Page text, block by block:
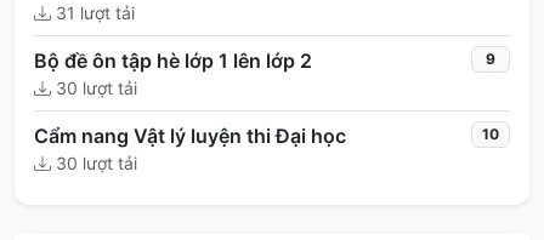
31 lượt tải
Bộ đề ôn tập hè lớp 1 lên lớp 2
30 lượt tải
9
Cẩm nang Vật lý luyện thi Đại học
30 lượt tải
10